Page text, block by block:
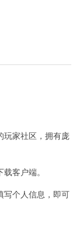
家社区，拥有庞
客户端。
个人信息，即可